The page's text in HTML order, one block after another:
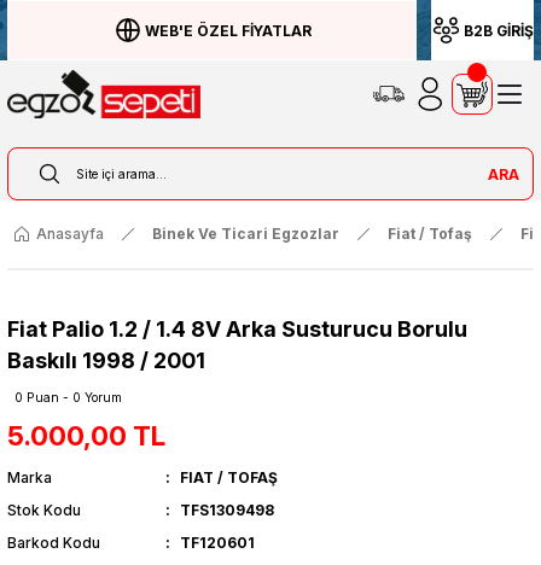
WEB'E ÖZEL FİYATLAR B2B GİRİŞ
ARA
Anasayfa Binek Ve Ticari Egzozlar Fiat / Tofaş
Fiat Palio 1.2 / 1.4 8V Arka Susturucu Borulu
Baskılı 1998 / 2001
0 Puan - 0 Yorum
5.000,00 TL
Marka
FIAT / TOFAŞ
Stok Kodu
TFS1309498
Barkod Kodu
TF120601